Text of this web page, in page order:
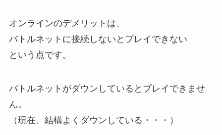
オンラインのデメリットは、
バトルネットに接続しないとプレイできない
という点です。
バトルネットがダウンしているとプレイできませ
ん。
（現在、結構よくダウンしている・・・）